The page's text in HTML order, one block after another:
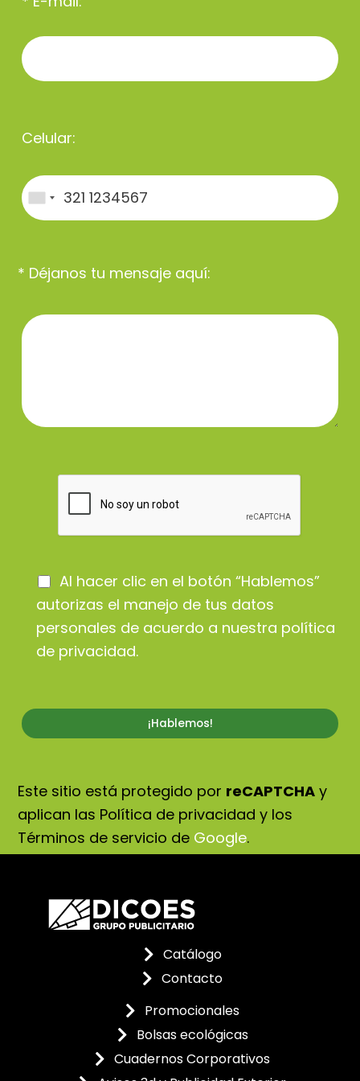
Celular:
* Déjanos tu mensaje aquí:
Al hacer clic en el botón “Hablemos”
autorizas el manejo de tus datos
personales de acuerdo a nuestra política
de privacidad.
Este sitio está protegido por reCAPTCHA y
aplican las Política de privacidad y los
Términos de servicio de Google.
Catálogo
Contacto
Promocionales
Bolsas ecológicas
Cuadernos Corporativos